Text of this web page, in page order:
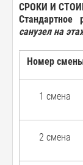
СРОКИ И
Стандартное
санузел на
Номер
1 смена
2 смена